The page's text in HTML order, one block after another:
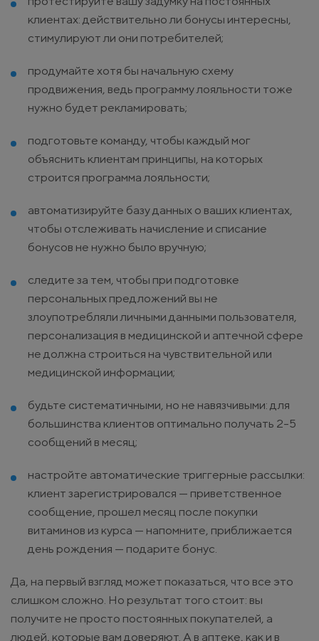
клиентах: действительно ли бонусы интересны,
стимулируют ли они потребителей;
продумайте хотя бы начальную схему
продвижения, ведь программу лояльности тоже
нужно будет рекламировать;
подготовьте команду, чтобы каждый мог
объяснить клиентам принципы, на которых
строится программа лояльности;
автоматизируйте базу данных о ваших клиентах,
чтобы отслеживать начисление и списание
бонусов не нужно было вручную;
следите за тем, чтобы при подготовке
персональных предложений вы не
злоупотребляли личными данными пользователя,
персонализация в медицинской и аптечной сфере
не должна строиться на чувствительной или
медицинской информации;
будьте систематичными, но не навязчивыми: для
большинства клиентов оптимально получать 2-5
сообщений в месяц;
настройте автоматические триггерные рассылки:
клиент зарегистрировался — приветственное
сообщение, прошел месяц после покупки
витаминов из курса — напомните, приближается
день рождения — подарите бонус.
Да, на первый взгляд может показаться, что все это
слишком сложно. Но результат того стоит: вы
получите не просто постоянных покупателей, а
людей, которые вам доверяют. А в аптеке, как и в